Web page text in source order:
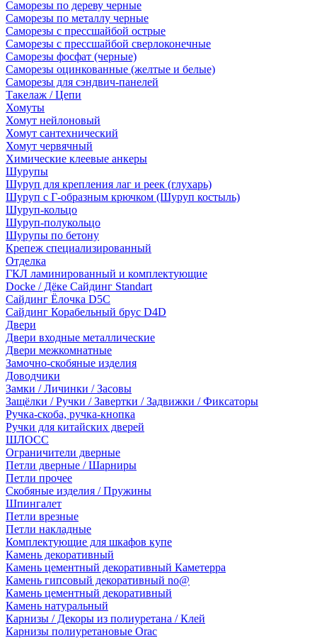
Саморезы по дереву черные
Саморезы по металлу черные
Саморезы с прессшайбой острые
Саморезы с прессшайбой сверлоконечные
Саморезы фосфат (черные)
Саморезы оцинкованные (желтые и белые)
Саморезы для сэндвич-панелей
Такелаж / Цепи
Хомуты
Хомут нейлоновый
Хомут сантехнический
Хомут червячный
Химические клеевые анкеры
Шурупы
Шуруп для крепления лаг и реек (глухарь)
Шуруп с Г-образным крючком (Шуруп костыль)
Шуруп-кольцо
Шуруп-полукольцо
Шурупы по бетону
Крепеж специализированный
Отделка
ГКЛ ламинированный и комплектующие
Docke / Дёке Сайдинг Standart
Сайдинг Ёлочка D5C
Сайдинг Корабельный брус D4D
Двери
Двери входные металлические
Двери межкомнатные
Замочно-скобяные изделия
Доводчики
Замки / Личинки / Засовы
Защёлки / Ручки / Завертки / Задвижки / Фиксаторы
Ручка-скоба, ручка-кнопка
Ручки для китайских дверей
ШЛОСС
Ограничители дверные
Петли дверные / Шарниры
Петли прочее
Скобяные изделия / Пружины
Шпингалет
Петли врезные
Петли накладные
Комплектующие для шкафов купе
Камень декоративный
Камень цементный декоративный Каметерра
Камень гипсовый декоративный no@
Камень цементный декоративный
Камень натуральный
Карнизы / Декоры из полиуретана / Клей
Карнизы полиуретановые Orac